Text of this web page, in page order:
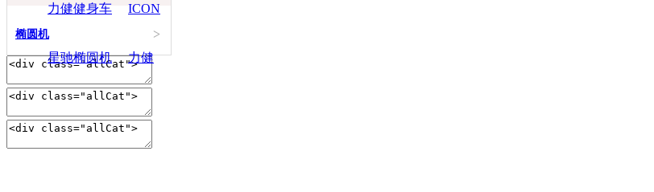
力健健身车
ICON
艾奇健身车
椭圆机
>
星驰椭圆机
力健
椭圆机
icon爱康椭
圆机